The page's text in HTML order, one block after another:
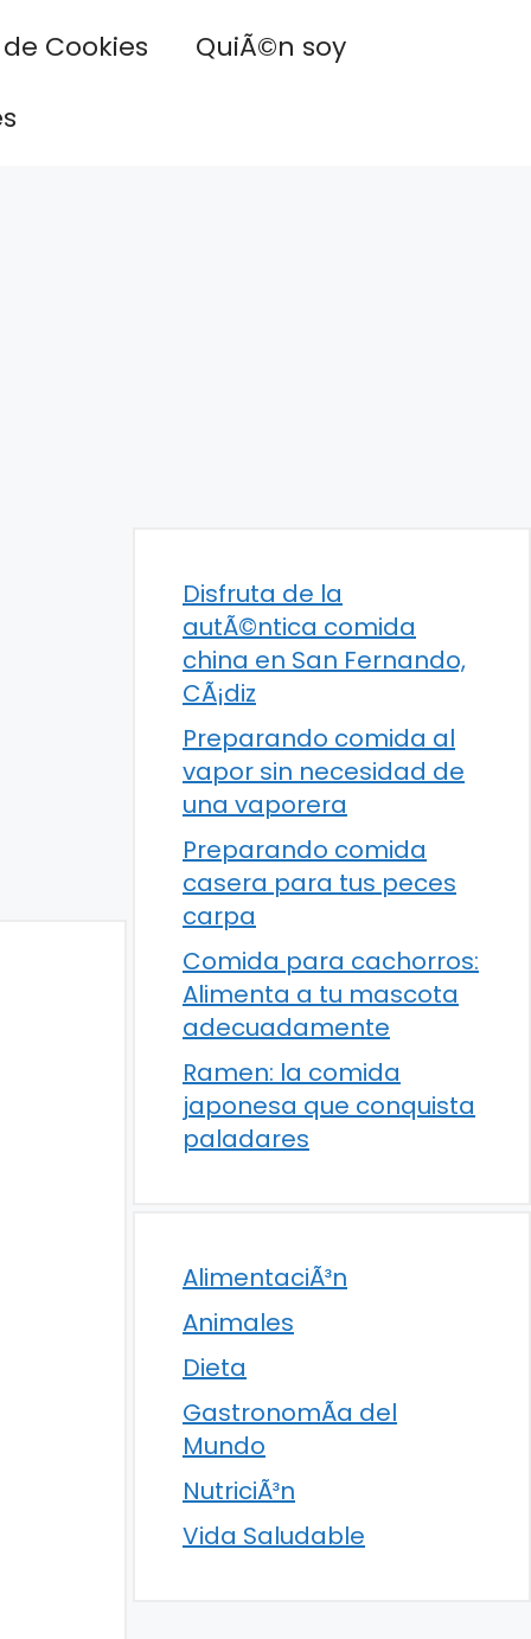
Cookies
QuiÃ©n soy
Disfruta de la
autÃ©ntica comida
china en San Fernando,
CÃ¡diz
Preparando comida al
vapor sin necesidad de
una vaporera
Preparando comida
casera para tus peces
carpa
Comida para cachorros:
Alimenta a tu mascota
adecuadamente
Ramen: la comida
japonesa que conquista
paladares
AlimentaciÃ³n
Animales
Dieta
GastronomÃ­a del
Mundo
NutriciÃ³n
Vida Saludable